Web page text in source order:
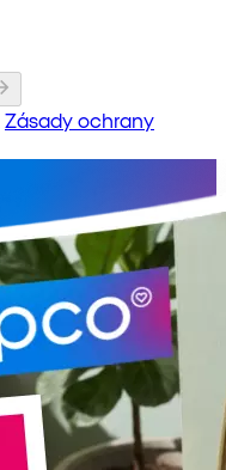
Zásady ochrany